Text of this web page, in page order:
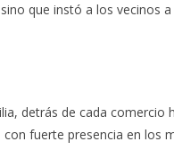
que instó a los vecinos
detrás de cada comercio
fuerte presencia en los